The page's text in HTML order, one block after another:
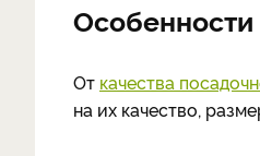
От качества
на их качество,